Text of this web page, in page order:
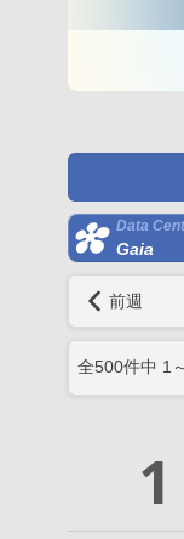
Data
Gaia
前週
全500件中 1 ～
1